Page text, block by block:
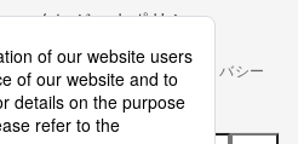
クレジットポリシー
を適切に行う企業としてプライバシー
認定業者です。